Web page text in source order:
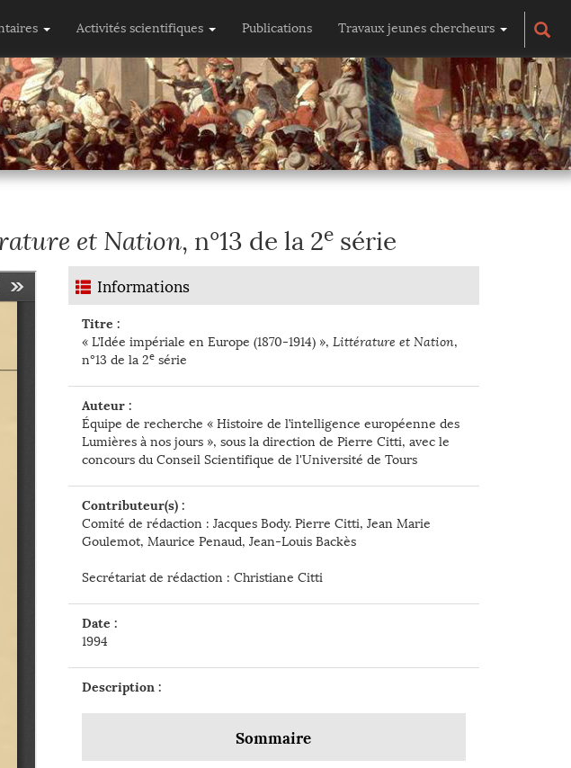
Activités scientifiques Publications Travaux jeunes chercheurs
et Nation, n°13 de la 2e série
Informations
Titre :
« L’Idée impériale en Europe (1870-1914) », Littérature et Nation,
n°13 de la 2esérie
Auteur :
Équipe de recherche « Histoire de l’intelligence européenne des
Lumières à nos jours », sous la direction de Pierre Citti, avec le
concours du Conseil Scientifique de l'Université de Tours
Contributeur(s) :
Comité de rédaction : Jacques Body. Pierre Citti, Jean Marie
Goulemot, Maurice Penaud, Jean-Louis Backès
Secrétariat de rédaction : Christiane Citti
Date :
1994
Description :
Sommaire